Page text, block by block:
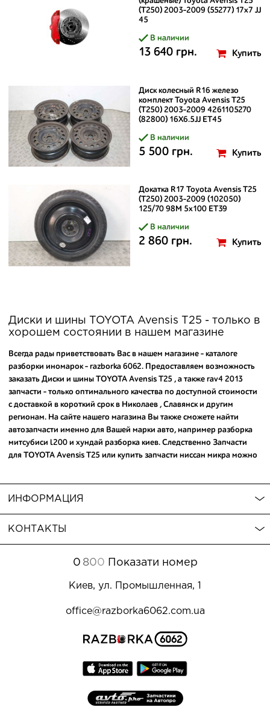
(T250) 2003-2009 (55277) 17x7 JJ
45
В наличии
13 640 грн. Купить
Диск колесный R16 железо
комплект Toyota Avensis T25
(T250) 2003-2009 4261105270
(82800) 16X6.5JJ ET45
В наличии
5 500 грн. Купить
Докатка R17 Toyota Avensis T25
(T250) 2003-2009 (102050)
125/70 98M 5x100 ET39
В наличии
2 860 грн. Купить
Диски и шины TOYOTA Avensis T25 - только в
хорошем состоянии в нашем магазине
Всегда рады приветствовать Вас в нашем магазине - каталоге
разборки иномарок - razborka 6062. Предоставляем возможность
заказать Диски и шины TOYOTA Avensis T25 , а также rav4 2013
запчасти - только оптимального качества по доступной стоимости
с доставкой в короткий срок в Николаев , Славянск и другим
регионам. На сайте нашего магазина Вы также сможете найти
автозапчасти именно для Вашей марки авто, например разборка
митсубиси l200 и хундай разборка киев. Следственно Запчасти
для TOYOTA Avensis T25 или купить запчасти ниссан микра можно
которые обеспечат надежную службу Вашего авто. Мы с
удовольствием поможем подобрать запчасти и ответим на все
ИНФОРМАЦИЯ
КОНТАКТЫ
0 800 Показати номер
Киев, ул. Промышленная, 1
office@razborka6062.com.ua